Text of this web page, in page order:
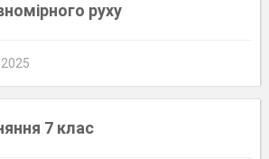
руху
7 клас